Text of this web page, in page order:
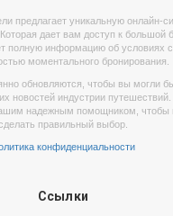
предлагает уникальную онлайн-
дает вам доступ к большой
полную информацию об условиях с
моментального бронирования.
обновляются, чтобы вы могли
новостей индустрии
надежным помощником, чтобы
правильный выбор.
конфиденциальности
Ссылки